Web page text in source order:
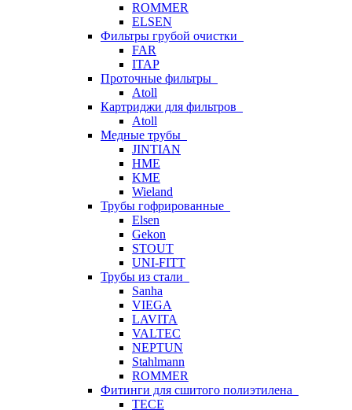
ROMMER
ELSEN
Фильтры грубой очистки
FAR
ITAP
Проточные фильтры
Atoll
Картриджи для фильтров
Atoll
Медные трубы
JINTIAN
HME
KME
Wieland
Трубы гофрированные
Elsen
Gekon
STOUT
UNI-FITT
Трубы из стали
Sanha
VIEGA
LAVITA
VALTEC
NEPTUN
Stahlmann
ROMMER
Фитинги для сшитого полиэтилена
TECE